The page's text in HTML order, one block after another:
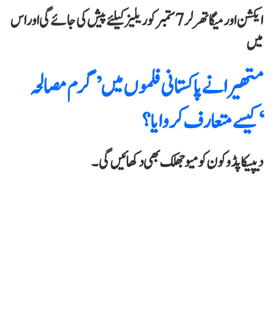
ایکشن اور میگا تھرلر 7 ستمبر کو ریلیز کیلئے پیش کی جائے گی اور اس
میں
متھیرا نے پاکستانی فلموں میں ’ گرم مصالحہ
‘کیسے متعارف کروایا؟
دیپیکا پڈوکون کومیو جھلک بھی دکھائیں گی۔